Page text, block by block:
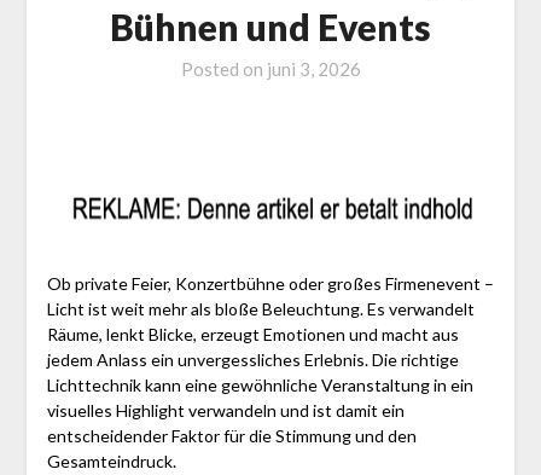
Bühnen und Events
Posted on juni 3, 2026
Ob private Feier, Konzertbühne oder großes Firmenevent –
Licht ist weit mehr als bloße Beleuchtung. Es verwandelt
Räume, lenkt Blicke, erzeugt Emotionen und macht aus
jedem Anlass ein unvergessliches Erlebnis. Die richtige
Lichttechnik kann eine gewöhnliche Veranstaltung in ein
visuelles Highlight verwandeln und ist damit ein
entscheidender Faktor für die Stimmung und den
Gesamteindruck.